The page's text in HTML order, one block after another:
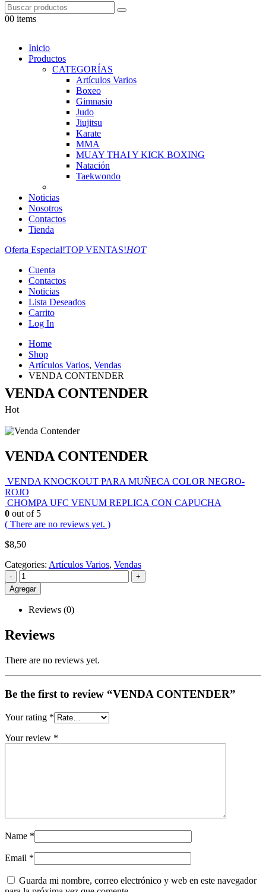
00 items
Inicio
Productos
CATEGORÍAS
Artículos Varios
Boxeo
Gimnasio
Judo
Jiujitsu
Karate
MMA
MUAY THAI Y KICK BOXING
Natación
Taekwondo
Noticias
Nosotros
Contactos
Tienda
Oferta Especial!TOP VENTAS!HOT
Cuenta
Contactos
Noticias
Lista Deseados
Carrito
Log In
Home
Shop
Artículos Varios, Vendas
VENDA CONTENDER
VENDA CONTENDER
Hot
VENDA CONTENDER
VENDA KNOCKOUT PARA MUÑECA COLOR NEGRO-
ROJO
CHOMPA UFC VENUM REPLICA CON CAPUCHA
0 out of 5
( There are no reviews yet. )
$8,50
Categories: Artículos Varios, Vendas
-
+
Agregar
Reviews (0)
Reviews
There are no reviews yet.
Be the first to review “VENDA CONTENDER”
Your rating *
Your review *
Name *
Email *
Guarda mi nombre, correo electrónico y web en este navegador